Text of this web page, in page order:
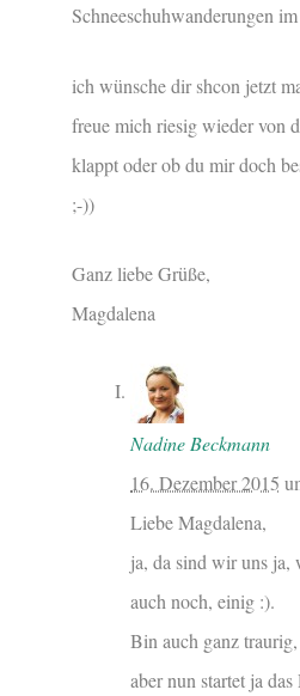
Schneeschuhwanderungen
ich wünsche dir shcon jetzt
freue mich riesig wieder von
klappt oder ob du mir doch
;-))
Ganz liebe Grüße,
Magdalena
Nadine Beckmann
16. Dezember 2015
Liebe Magdalena,
ja, da sind wir uns ja,
auch noch, einig :).
Bin auch ganz
aber nun startet ja